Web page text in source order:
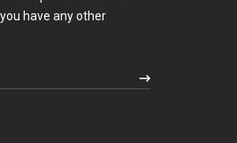
have any other